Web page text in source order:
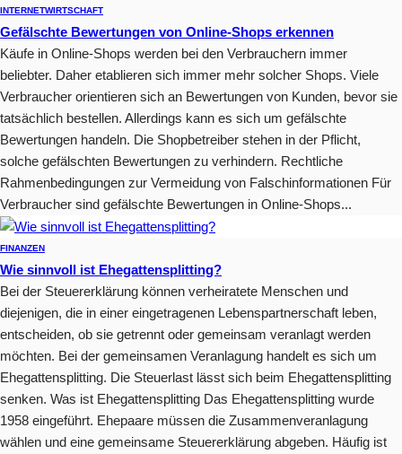
INTERNETWIRTSCHAFT
Gefälschte Bewertungen von Online-Shops erkennen
Käufe in Online-Shops werden bei den Verbrauchern immer
beliebter. Daher etablieren sich immer mehr solcher Shops. Viele
Verbraucher orientieren sich an Bewertungen von Kunden, bevor sie
tatsächlich bestellen. Allerdings kann es sich um gefälschte
Bewertungen handeln. Die Shopbetreiber stehen in der Pflicht,
solche gefälschten Bewertungen zu verhindern. Rechtliche
Rahmenbedingungen zur Vermeidung von Falschinformationen Für
Verbraucher sind gefälschte Bewertungen in Online-Shops...
FINANZEN
Wie sinnvoll ist Ehegattensplitting?
Bei der Steuererklärung können verheiratete Menschen und
diejenigen, die in einer eingetragenen Lebenspartnerschaft leben,
entscheiden, ob sie getrennt oder gemeinsam veranlagt werden
möchten. Bei der gemeinsamen Veranlagung handelt es sich um
Ehegattensplitting. Die Steuerlast lässt sich beim Ehegattensplitting
senken. Was ist Ehegattensplitting Das Ehegattensplitting wurde
1958 eingeführt. Ehepaare müssen die Zusammenveranlagung
wählen und eine gemeinsame Steuererklärung abgeben. Häufig ist